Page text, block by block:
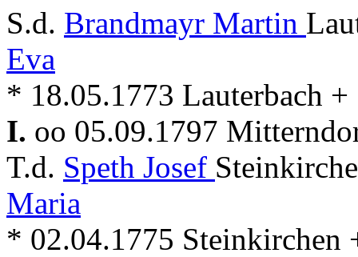
S.d. Brandmayr Martin
Eva
* 18.05.1773 Lauterbach
I. oo 05.09.1797
T.d. Speth Josef
Maria
* 02.04.1775